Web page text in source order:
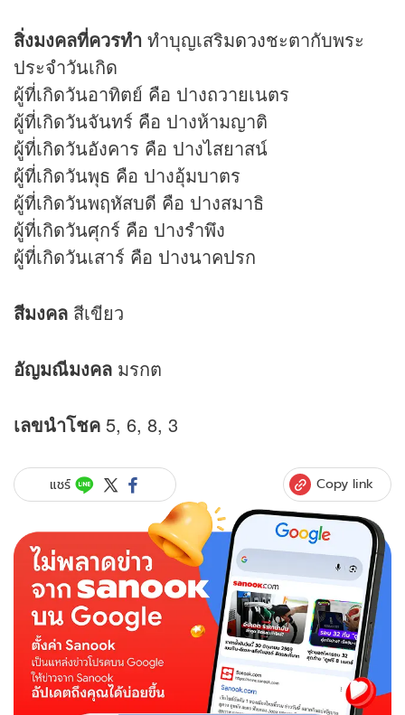
สิ่งมงคลที่ควรทำ ทำบุญเสริมดวงชะตากับพระ
ประจำวันเกิด
ผู้ที่เกิดวันอาทิตย์ คือ ปางถวายเนตร
ผู้ที่เกิดวันจันทร์ คือ ปางห้ามญาติ
ผู้ที่เกิดวันอังคาร คือ ปางไสยาสน์
ผู้ที่เกิดวันพุธ คือ ปางอุ้มบาตร
ผู้ที่เกิดวันพฤหัสบดี คือ ปางสมาธิ
ผู้ที่เกิดวันศุกร์ คือ ปางรำพึง
ผู้ที่เกิดวันเสาร์ คือ ปางนาคปรก
สีมงคล สีเขียว
อัญมณีมงคล มรกต
เลขนำโชค 5, 6, 8, 3
แชร์ Copy link